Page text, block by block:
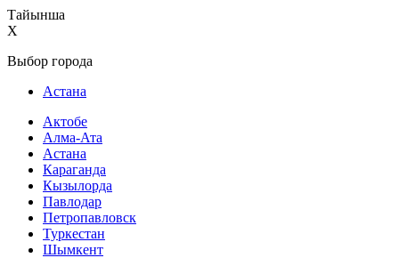
Тайынша
X
Выбор города
Астана
Актобе
Алма-Ата
Астана
Караганда
Кызылорда
Павлодар
Петропавловск
Туркестан
Шымкент